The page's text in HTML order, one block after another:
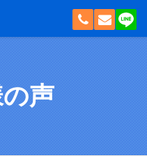
声